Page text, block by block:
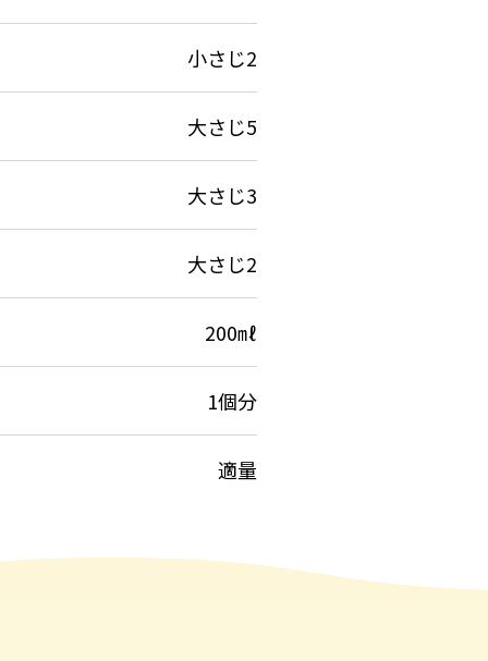
小さじ2
大さじ5
大さじ3
大さじ2
200㎖
1個分
適量